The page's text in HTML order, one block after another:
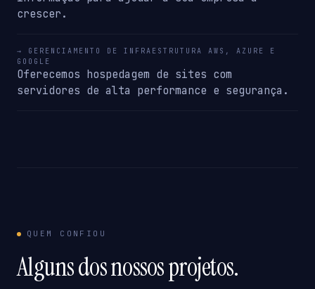
crescer.
→ GERENCIAMENTO DE INFRAESTRUTURA AWS, AZURE E
GOOGLE
Oferecemos hospedagem de sites com
servidores de alta performance e segurança.
QUEM CONFIOU
Alguns dos nossos projetos.